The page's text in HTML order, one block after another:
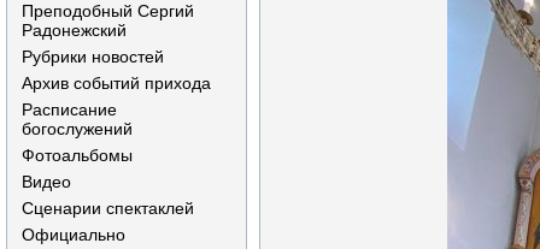
Преподобный Сергий
Радонежский
Рубрики новостей
Архив событий прихода
Расписание
богослужений
Фотоальбомы
Видео
Сценарии спектаклей
Официально